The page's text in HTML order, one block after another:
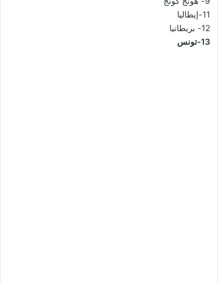
11-إيطاليا
12- بريطانيا
13-تونس